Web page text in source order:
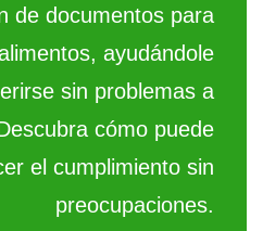
de documentos para
ayudándole
sin problemas a
cómo puede
el cumplimiento sin
preocupaciones.